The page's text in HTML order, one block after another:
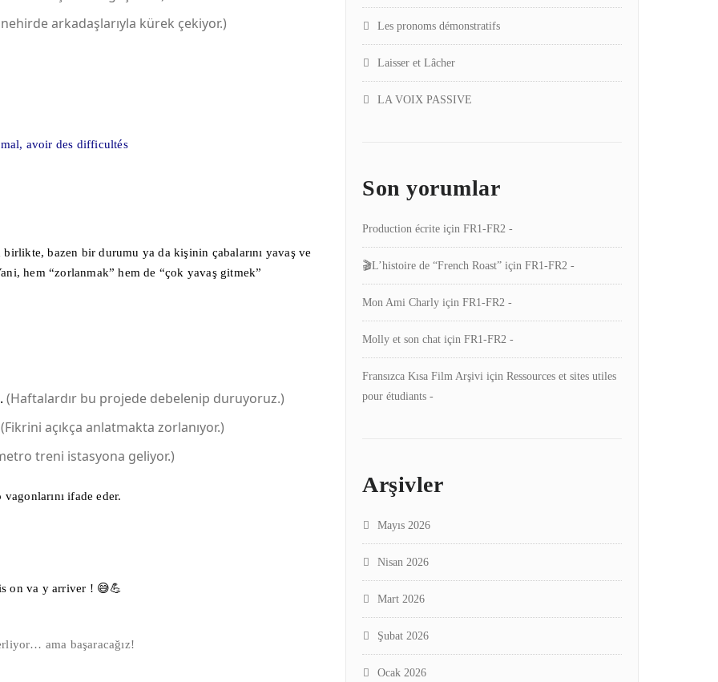
arkadaşlarıyla kürek çekiyor.)
avoir des difficultés
bazen bir durumu ya da kişinin çabalarını yavaş ve
hem “zorlanmak” hem de “çok yavaş gitmek”
(Haftalardır bu projede debelenip duruyoruz.)
açıkça anlatmakta zorlanıyor.)
treni istasyona geliyor.)
ifade eder.
on va y arriver ! 😅💪
ama başaracağız!
Les pronoms démonstratifs
Laisser et Lâcher
LA VOIX PASSIVE
Son yorumlar
Production écrite için FR1-FR2 -
🎬L’histoire de “French Roast” için FR1-FR2 -
Mon Ami Charly için FR1-FR2 -
Molly et son chat için FR1-FR2 -
Fransızca Kısa Film Arşivi için Ressources et sites utiles
pour étudiants -
Arşivler
Mayıs 2026
Nisan 2026
Mart 2026
Şubat 2026
Ocak 2026